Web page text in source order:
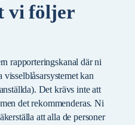
vi följer
rapporteringskanal där ni
kan
Det krävs inte att
det rekommenderas. Ni
att alla de personer